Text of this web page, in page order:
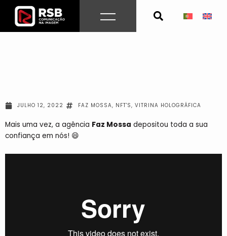
content
JULHO 12, 2022 FAZ MOSSA, NFT'S, VITRINA HOLOGRÁFICA
Mais uma vez, a agência Faz Mossa depositou toda a sua
confiança em nós! 😄